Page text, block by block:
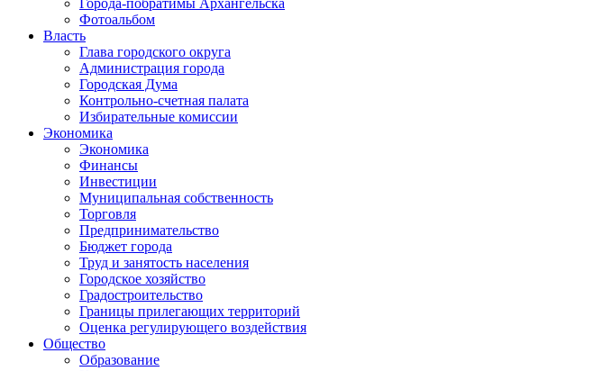
Города-побратимы Архангельска
Фотоальбом
Власть
Глава городского округа
Администрация города
Городская Дума
Контрольно-счетная палата
Избирательные комиссии
Экономика
Экономика
Финансы
Инвестиции
Муниципальная собственность
Торговля
Предпринимательство
Бюджет города
Труд и занятость населения
Городское хозяйство
Градостроительство
Границы прилегающих территорий
Оценка регулирующего воздействия
Общество
Образование